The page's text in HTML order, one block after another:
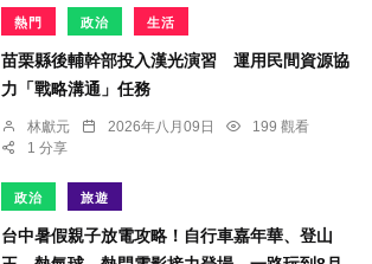
熱門 政治 生活
苗栗縣後輔幹部投入漢光演習 運用民間資源協
力「戰略溝通」任務
林獻元 2026年八月09日
199 觀看
1 分享
政治 旅遊
台中暑假親子放電攻略！自行車嘉年華、登山